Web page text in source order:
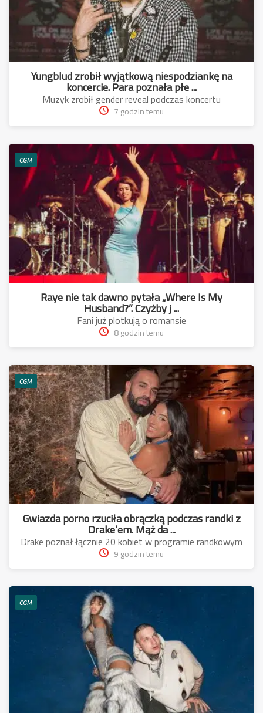
Yungblud zrobił wyjątkową niespodziankę na
koncercie. Para poznała płe ...
Muzyk zrobił gender reveal podczas koncertu
7 godzin temu
CGM
Raye nie tak dawno pytała „Where Is My
Husband?”. Czyżby j ...
Fani już plotkują o romansie
8 godzin temu
CGM
Gwiazda porno rzuciła obrączką podczas randki z
Drake’em. Mąż da ...
Drake poznał łącznie 20 kobiet w programie randkowym
9 godzin temu
CGM